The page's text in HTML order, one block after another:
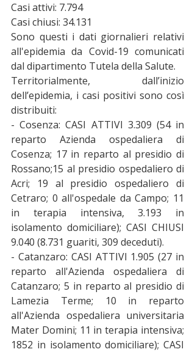
Casi attivi: 7.794
Casi chiusi: 34.131
Sono questi i dati giornalieri relativi
all'epidemia da Covid-19 comunicati
dal dipartimento Tutela della Salute.
Territorialmente, dall’inizio
dell’epidemia, i casi positivi sono così
distribuiti:
- Cosenza: CASI ATTIVI 3.309 (54 in
reparto Azienda ospedaliera di
Cosenza; 17 in reparto al presidio di
Rossano;15 al presidio ospedaliero di
Acri; 19 al presidio ospedaliero di
Cetraro; 0 all'ospedale da Campo; 11
in terapia intensiva, 3.193 in
isolamento domiciliare); CASI CHIUSI
9.040 (8.731 guariti, 309 deceduti).
- Catanzaro: CASI ATTIVI 1.905 (27 in
reparto all'Azienda ospedaliera di
Catanzaro; 5 in reparto al presidio di
Lamezia Terme; 10 in reparto
all'Azienda ospedaliera universitaria
Mater Domini; 11 in terapia intensiva;
1852 in isolamento domiciliare); CASI